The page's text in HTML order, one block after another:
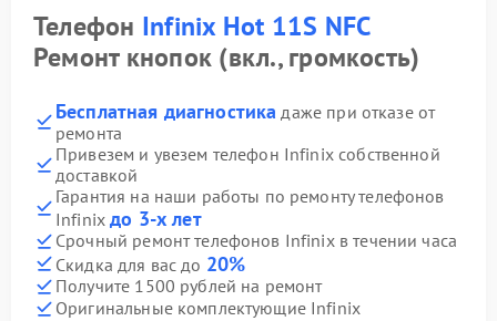
Телефон Infinix Hot 11S NFC
Ремонт кнопок (вкл., громкость)
Бесплатная диагностика даже при отказе от
ремонта
Привезем и увезем телефон Infinix собственной
доставкой
Гарантия на наши работы по ремонту телефонов
Infinixдо 3-х лет
Срочный ремонт телефонов Infinix в течении часа
Скидка для вас до 20%
Получите 1500 рублей на ремонт
Оригинальные комплектующие Infinix